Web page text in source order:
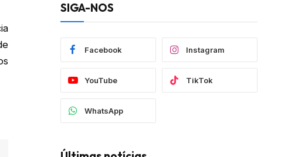
SIGA-NOS
Facebook Instagram
YouTube TikTok
WhatsApp